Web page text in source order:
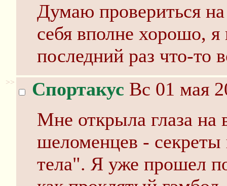
Думаю провериться
себя вполне хорошо,
последний раз что-то
>> Спортакус Вс 01 мая
Мне открыла глаза на
шеломенцев - секреты
тела". Я уже прошел